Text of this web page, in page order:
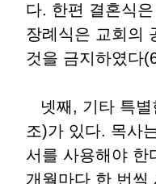
다. 한편 결혼식
장례식은 교회의
것을 금지하였다
넷째, 기타 특별
조)가 있다. 목사
서를 사용해야 한
개월마다 한 번씩